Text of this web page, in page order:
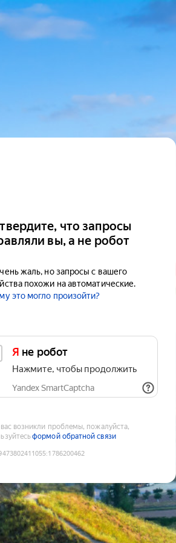
что запросы
вы, а не робот
жаль, но запросы с вашего
похожи на автоматические.
это могло произойти?
Я не робот
Нажмите, чтобы продолжить
Yandex SmartCaptcha
вас возникли проблемы, пожалуйста,
формой обратной связи
:1786200462